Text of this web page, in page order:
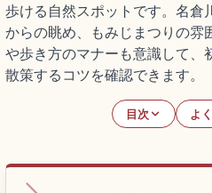
歩ける自然スポットです。名倉
からの眺め、もみじまつりの雰
や歩き方のマナーも意識して、
散策するコツを確認できます。
目次 よ